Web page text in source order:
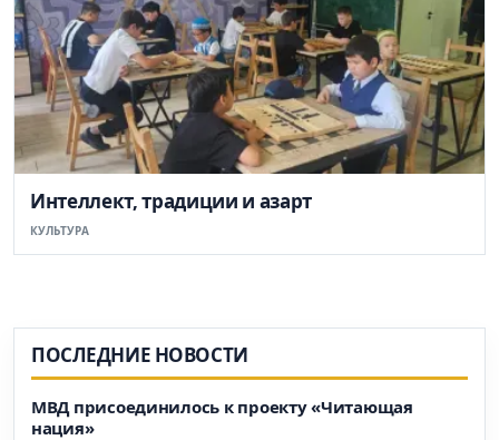
Интеллект, традиции и азарт
КУЛЬТУРА
ПОСЛЕДНИЕ НОВОСТИ
МВД присоединилось к проекту «Читающая
нация»